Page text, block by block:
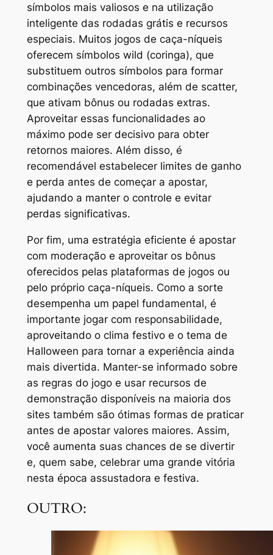
símbolos mais valiosos e na utilização
inteligente das rodadas grátis e recursos
especiais. Muitos jogos de caça-níqueis
oferecem símbolos wild (coringa), que
substituem outros símbolos para formar
combinações vencedoras, além de scatter,
que ativam bônus ou rodadas extras.
Aproveitar essas funcionalidades ao
máximo pode ser decisivo para obter
retornos maiores. Além disso, é
recomendável estabelecer limites de ganho
e perda antes de começar a apostar,
ajudando a manter o controle e evitar
perdas significativas.
Por fim, uma estratégia eficiente é apostar
com moderação e aproveitar os bônus
oferecidos pelas plataformas de jogos ou
pelo próprio caça-níqueis. Como a sorte
desempenha um papel fundamental, é
importante jogar com responsabilidade,
aproveitando o clima festivo e o tema de
Halloween para tornar a experiência ainda
mais divertida. Manter-se informado sobre
as regras do jogo e usar recursos de
demonstração disponíveis na maioria dos
sites também são ótimas formas de praticar
antes de apostar valores maiores. Assim,
você aumenta suas chances de se divertir
e, quem sabe, celebrar uma grande vitória
nesta época assustadora e festiva.
OUTRO: